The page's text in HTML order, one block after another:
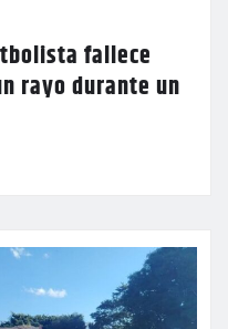
fallece
rayo durante un